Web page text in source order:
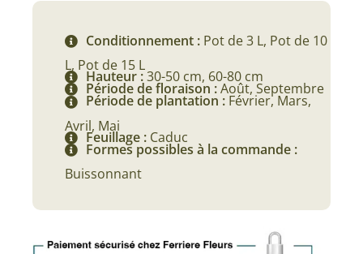
Conditionnement : Pot de 3 L, Pot de 10
L, Pot de 15 L
Hauteur :30-50 cm, 60-80 cm
Période de floraison :Août, Septembre
Période de plantation : Février, Mars,
Avril, Mai
Feuillage : Caduc
Formes possibles à la commande :
Buissonnant